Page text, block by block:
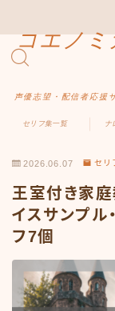
コエノミ
声優志望・配信者応援
MENU
男性向け
女性向け
ファンタジー
セリフ集一覧 ナ
2026.06.07 セリ
王室付き家庭
イスサンプル
フ7個